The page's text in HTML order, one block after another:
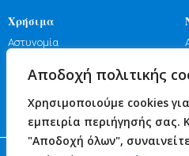
Αποδοχή πολιτικής
Χρησιμοποιούμε cookies
εμπειρία περιήγησής σας.
"Αποδοχή όλων",
Χρήσιμα
Αστυνομία
Πυροσβεστική
Υγεία